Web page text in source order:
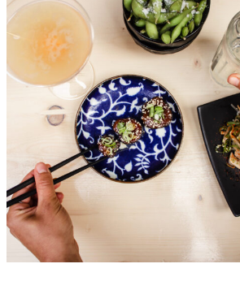
ADD TO CART / DÉTAILS